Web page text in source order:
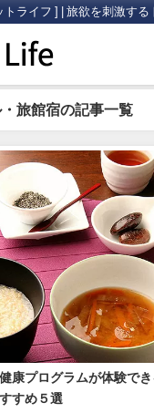
トライフ ] | 旅欲を刺激する
旅館宿の記事一覧
康プログラムが体験で
すめ５選